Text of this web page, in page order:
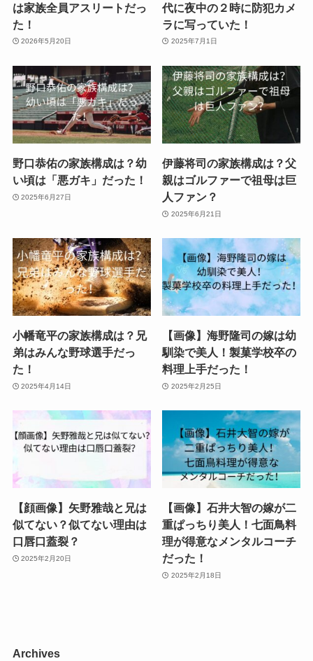
は家族全員アスリートだっ
た！
2026年5月20日
代に夜中の２時に防犯カメ
ラに写っていた！
2025年7月1日
野口恭佑の家族構成は？幼
い頃は「悪ガキ」だった！
2025年6月27日
伊藤将司の家族構成は？父
親はゴルファーで祖母は巨
人ファン？
2025年6月21日
小幡竜平の家族構成は？兄
弟はみんな野球選手だっ
た！
2025年4月14日
【画像】海野隆司の嫁は幼
馴染で美人！製菓学校卒の
料理上手だった！
2025年2月25日
【顔画像】矢野雅哉と兄は
似てない？似てない理由は
口唇口蓋裂？
2025年2月20日
【画像】石井大智の嫁が二
重ぱっちり美人！七面鳥料
理が得意なメンタルコーチ
だった！
2025年2月18日
Archives